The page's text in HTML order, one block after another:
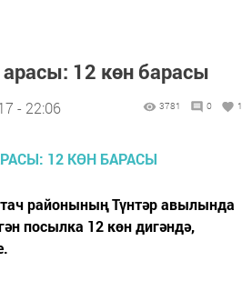
12 көн барасы
- 22:06 3781 0 1
районының Түнтәр авылында
посылка 12 көн ди­гән­дә,